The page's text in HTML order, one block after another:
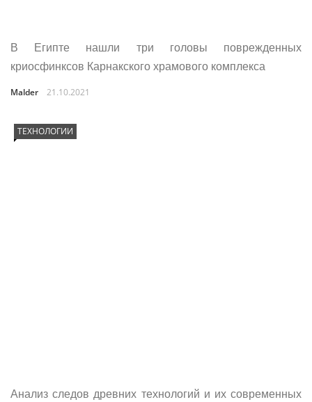
В Египте нашли три головы поврежденных
криосфинксов Карнакского храмового комплекса
Malder 21.10.2021
ТЕХНОЛОГИИ
Анализ следов древних технологий и их современных